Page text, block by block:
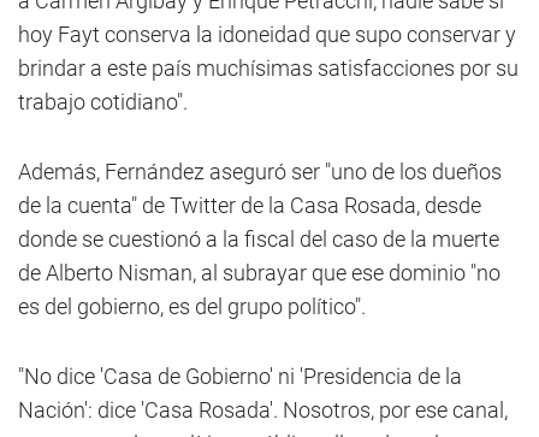
hoy Fayt conserva la idoneidad que supo conservar y
brindar a este país muchísimas satisfacciones por su
trabajo cotidiano".
Además, Fernández aseguró ser "uno de los dueños
de la cuenta" de Twitter de la Casa Rosada, desde
donde se cuestionó a la fiscal del caso de la muerte
de Alberto Nisman, al subrayar que ese dominio "no
es del gobierno, es del grupo político".
"No dice 'Casa de Gobierno' ni 'Presidencia de la
Nación': dice 'Casa Rosada'. Nosotros, por ese canal,